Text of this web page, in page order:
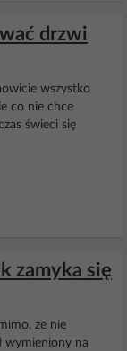
drzwi
wszystko
co nie chce
świeci się
zamyka się
że nie
wymieniony na